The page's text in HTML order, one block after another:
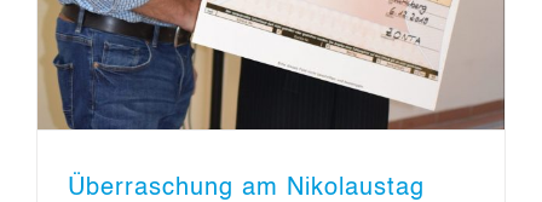
Überraschung am Nikolaustag